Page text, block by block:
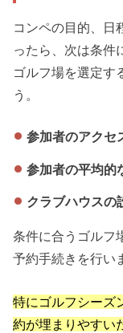
コンペの目的、日
ったら、次は条件
ゴルフ場を選定す
う。
参加者のアクセ
参加者の平均的
クラブハウスの
条件に合うゴルフ
予約手続きを行い
特にゴルフシーズ
約が埋まりやすい